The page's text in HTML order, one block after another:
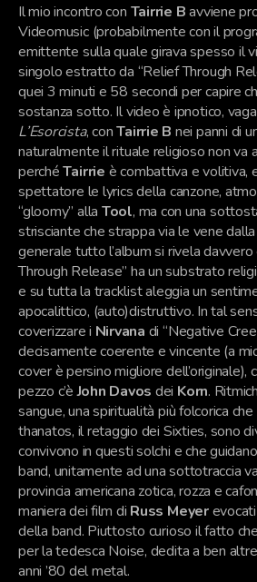
Il mio incontro con Tairrie Bavviene
Videomusic (probabilmente con il
emittente sulla quale girava spesso il
singolo estratto da “Relief Through
quei 3 minuti e 58 secondi per capire
sostanza sotto. Il video è ipnotico,
L’Esorcista, conTairrie B nei panni di
naturalmente il rituale religioso non va
perchéTairrie è combattiva e volitiva,
spettatore le lyrics della canzone,
“gloomy” alla Tool, ma con una
strisciante che strappa via le vene
generale tutto l’album si rivela
Through Release” ha un substrato
e su tutta la tracklist aleggia un
apocalittico, (auto)distruttivo. In tal
coverizzare i Nirvana di “Negative
decisamente coerente e vincente (a
cover è persino migliore
pezzo c’èJohn Davos dei Korn.
sangue, una spiritualità più folcorica
thanatos, il retaggio dei Sixties, sono
convivono in questi solchi e che
band, unitamente ad una sottotraccia
provincia americana zotica, rozza e
maniera dei film di Russ Meyerevocati
della band. Piuttosto curioso il fatto
per la tedesca Noise, dedita a ben
anni ’80 del metal.